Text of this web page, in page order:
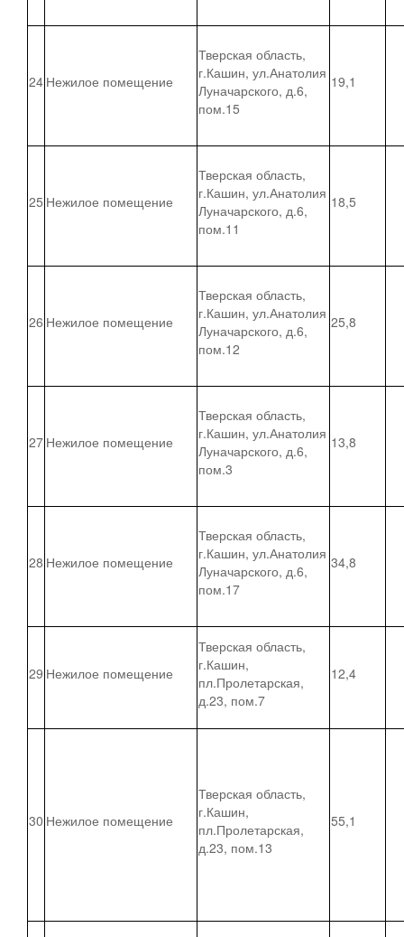
24 Нежилое помещение
Тверская область,
г.Кашин, ул.Анатолия
Луначарского, д.6,
пом.15
19,1
25 Нежилое помещение
Тверская область,
г.Кашин, ул.Анатолия
Луначарского, д.6,
пом.11
18,5
26 Нежилое помещение
Тверская область,
г.Кашин, ул.Анатолия
Луначарского, д.6,
пом.12
25,8
27 Нежилое помещение
Тверская область,
г.Кашин, ул.Анатолия
Луначарского, д.6,
пом.3
13,8
28 Нежилое помещение
Тверская область,
г.Кашин, ул.Анатолия
Луначарского, д.6,
пом.17
34,8
29 Нежилое помещение
Тверская область,
г.Кашин,
пл.Пролетарская,
д.23, пом.7
12,4
30 Нежилое помещение
Тверская область,
г.Кашин,
пл.Пролетарская,
д.23, пом.13
55,1